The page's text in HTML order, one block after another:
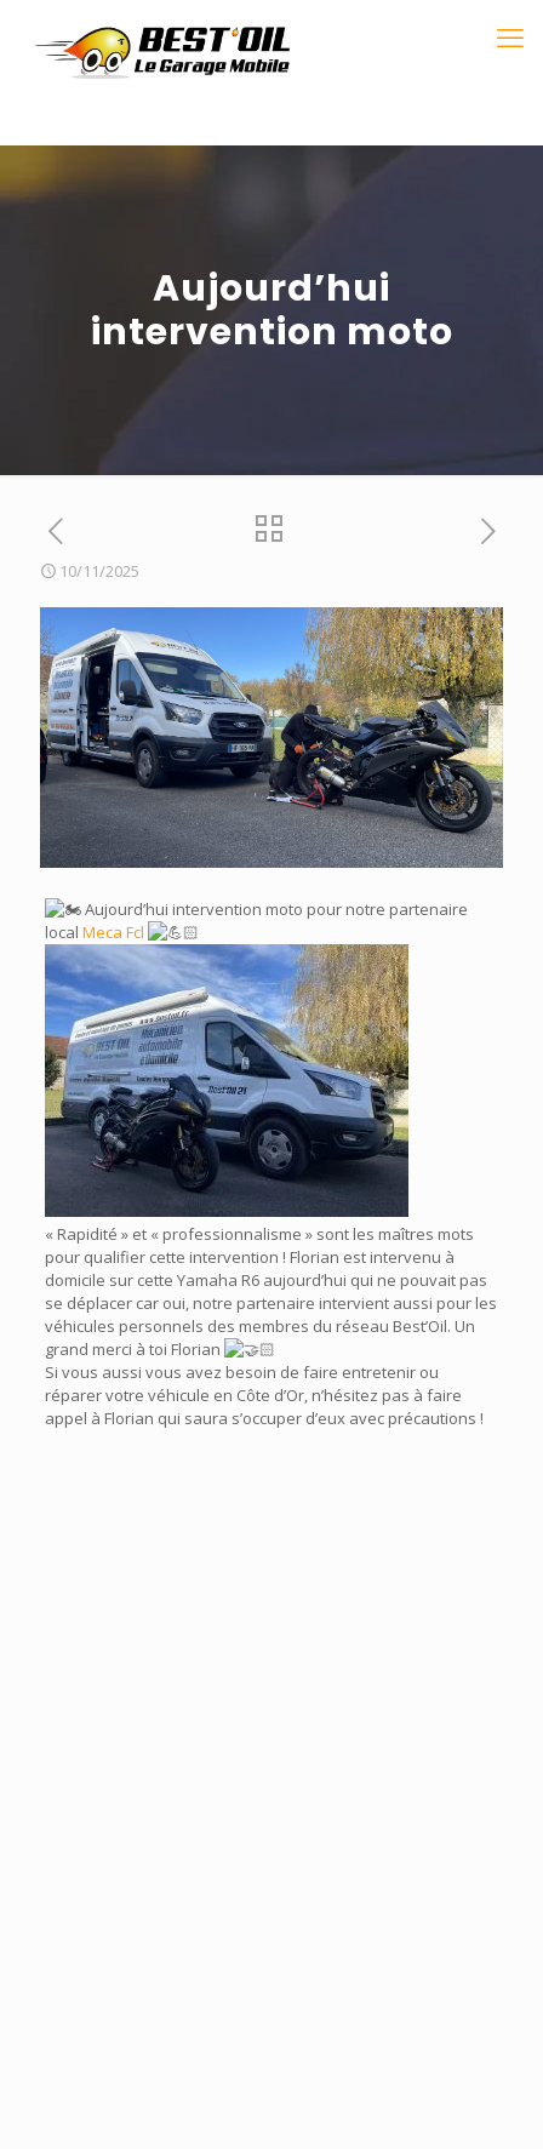
Aujourd’hui
intervention moto
10/11/2025
Aujourd’hui intervention moto pour notre partenaire
local Meca Fcl
« Rapidité » et « professionnalisme » sont les maîtres mots
pour qualifier cette intervention ! Florian est intervenu à
domicile sur cette Yamaha R6 aujourd’hui qui ne pouvait pas
se déplacer car oui, notre partenaire intervient aussi pour les
véhicules personnels des membres du réseau Best’Oil. Un
grand merci à toi Florian
Si vous aussi vous avez besoin de faire entretenir ou
réparer votre véhicule en Côte d’Or, n’hésitez pas à faire
appel à Florian qui saura s’occuper d’eux avec précautions !